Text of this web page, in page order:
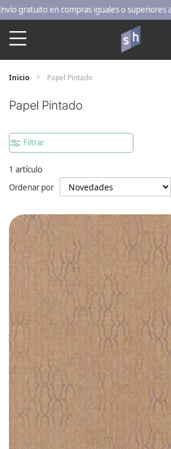
Ir
al
contenido
en compras iguales o superiores a 100€
Inicio Papel Pintado
Papel Pintado
Filtrar
1 artículo
Ordenar por